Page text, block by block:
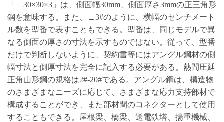
「∟30×30×3」は、側面幅30mm、側面厚さ3mmの正三角形
鋼を意味する。また、∟3#のように、横幅のセンチメート
ル数を型番で表すこともできる。型番は、同じモデルで異
なる側面の厚さの寸法を示すものではない。従って、型番
だけで判断しないように、契約書等にはアングル鋼材の側
幅寸法と側厚寸法を完全に記入する必要がある。熱間圧延
正角山形鋼の規格は2#-20#である。アングル鋼は、構造物
のさまざまなニーズに応じて、さまざまな応力支持部材で
構成することができ、また部材間のコネクターとして使用
することもできる。屋根梁、橋梁、送電鉄塔、揚重機械、